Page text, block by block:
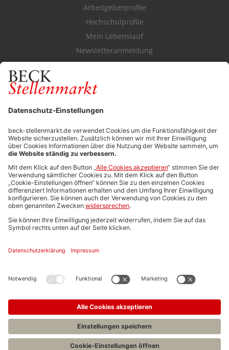
Arbeitgeberprofile
Hochschulprofile
Mein Lebenslauf
Newsletteranmeldung
Durchsuchen Sie den Stellenkatalog
FÜR ARBEITGEBER
Stellenmarktpreise
Anzeigen-AGB
Media-Daten
Newsletteranmeldung
Produktübersicht
ALLGEMEIN
FAQs
Impressum
Stellenangebote C.H.BECK